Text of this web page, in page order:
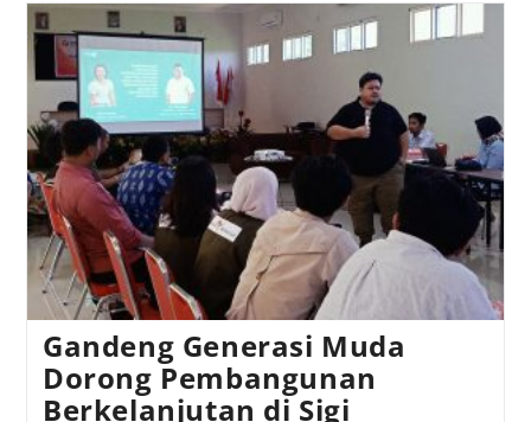
Anak
Masih
Menjadi
Problem
Besar
Pemda
Palu,
Sigi
Dan
Donggala
Gandeng Generasi Muda
Dorong Pembangunan
Berkelanjutan di Sigi